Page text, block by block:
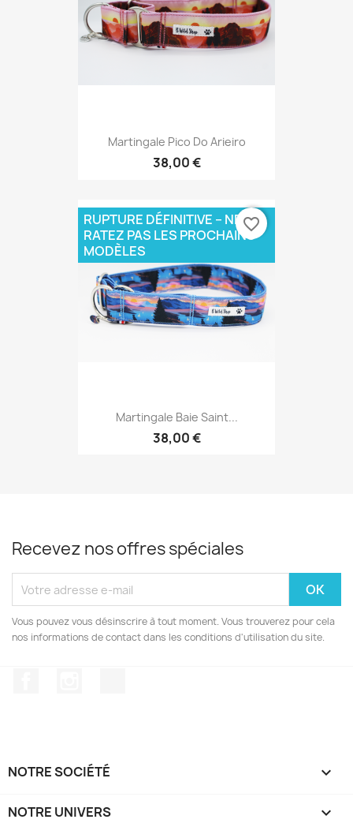
Martingale Pico Do Arieiro
38,00 €
Martingale Baie Saint...
38,00 €
RUPTURE DÉFINITIVE – NE
RATEZ PAS LES PROCHAINS
MODÈLES
favorite_border
Recevez nos offres spéciales
Vous pouvez vous désinscrire à tout moment. Vous trouverez pour cela
nos informations de contact dans les conditions d'utilisation du site.
NOTRE SOCIÉTÉ 
NOTRE UNIVERS 